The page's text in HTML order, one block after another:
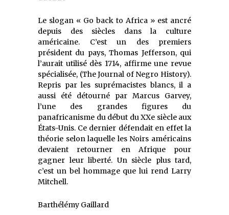
Le slogan « Go back to Africa » est ancré
depuis des siècles dans la culture
américaine. C’est un des premiers
président du pays, Thomas Jefferson, qui
l’aurait utilisé dès 1714, affirme une revue
spécialisée, (The Journal of Negro History).
Repris par les suprémacistes blancs, il a
aussi été détourné par Marcus Garvey,
l’une des grandes figures du
panafricanisme du début du XXe siècle aux
États-Unis. Ce dernier défendait en effet la
théorie selon laquelle les Noirs américains
devaient retourner en Afrique pour
gagner leur liberté. Un siècle plus tard,
c’est un bel hommage que lui rend Larry
Mitchell.
Barthélémy Gaillard